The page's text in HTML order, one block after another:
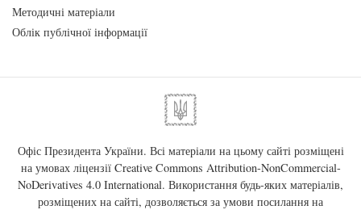
Методичні матеріали
Облік публічної інформації
Офіс Президента України. Всі матеріали на цьому сайті розміщені
на умовах ліцензії Creative Commons Attribution-NonCommercial-
NoDerivatives 4.0 International. Використання будь-яких матеріалів,
розміщених на сайті, дозволяється за умови посилання на